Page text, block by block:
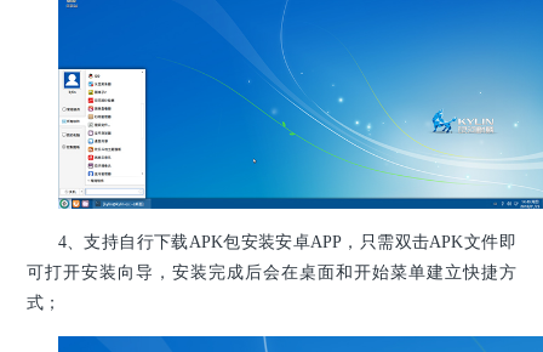
4、支持自行下载APK包安装安卓APP，只需双击APK文件即
可打开安装向导，安装完成后会在桌面和开始菜单建立快捷方
式；